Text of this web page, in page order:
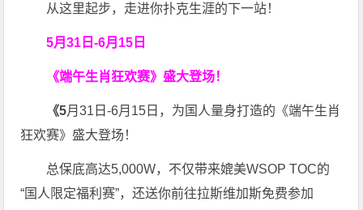
从这里起步，走进你扑克生涯的下一站！
5月31日-6月15日
《端午生肖狂欢赛》盛大登场！
《5月31日-6月15日，为国人量身打造的《端午生肖
狂欢赛》盛大登场！
总保底高达5,000W，不仅带来媲美WSOP TOC的
“国人限定福利赛”，还送你前往拉斯维加斯免费参加